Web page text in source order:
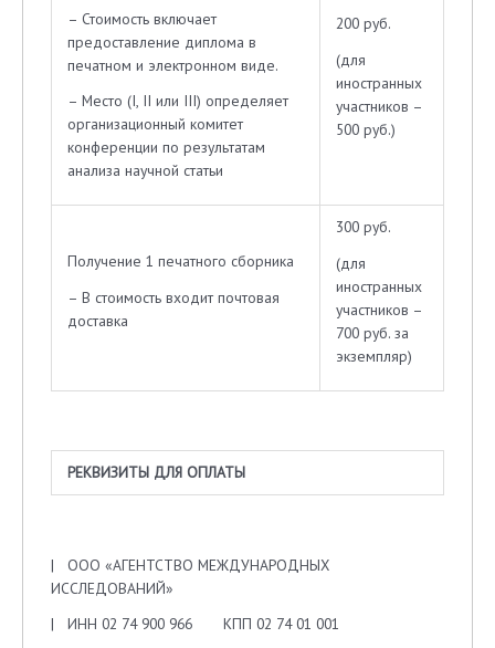
– Стоимость включает
предоставление диплома в
печатном и электронном виде.
– Место (I, II или III) определяет
организационный комитет
конференции по результатам
анализа научной статьи
200 руб.
(для
иностранных
участников –
500 руб.)
Получение 1 печатного сборника
– В стоимость входит почтовая
доставка
300 руб.
(для
иностранных
участников –
700 руб. за
экземпляр)
РЕКВИЗИТЫ ДЛЯ ОПЛАТЫ
| ООО «АГЕНТСТВО МЕЖДУНАРОДНЫХ
ИССЛЕДОВАНИЙ»
| ИНН 02 74 900 966 КПП 02 74 01 001